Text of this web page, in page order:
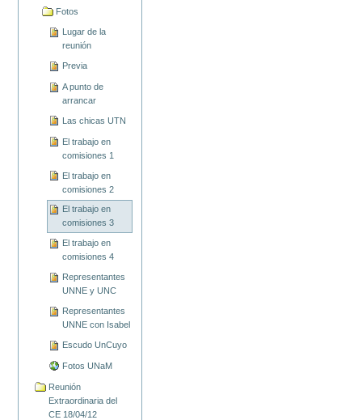
Fotos
Lugar de la
reunión
Previa
A punto de
arrancar
Las chicas UTN
El trabajo en
comisiones 1
El trabajo en
comisiones 2
El trabajo en
comisiones 3
El trabajo en
comisiones 4
Representantes
UNNE y UNC
Representantes
UNNE con Isabel
Escudo UnCuyo
Fotos UNaM
Reunión
Extraordinaria del
CE 18/04/12